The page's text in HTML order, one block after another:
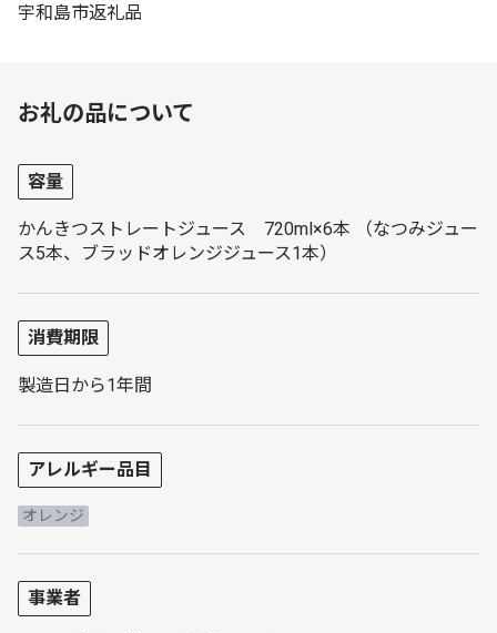
宇和島市返礼品
お礼の品について
容量
かんきつストレートジュース 720ml×6本 （なつみジュー
ス5本、ブラッドオレンジジュース1本）
消費期限
製造日から1年間
アレルギー品目
オレンジ
事業者